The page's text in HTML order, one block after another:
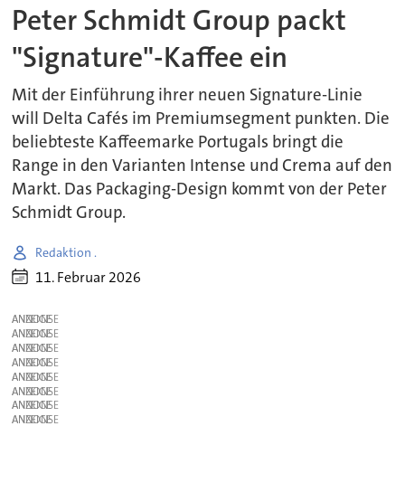
Peter Schmidt Group packt
"Signature"-Kaffee ein
Mit der Einführung ihrer neuen Signature-Linie
will Delta Cafés im Premiumsegment punkten. Die
beliebteste Kaffeemarke Portugals bringt die
Range in den Varianten Intense und Crema auf den
Markt. Das Packaging-Design kommt von der Peter
Schmidt Group.
Redaktion .
11. Februar 2026
ANZEIGE
ANZEIGE
ANZEIGE
ANZEIGE
ANZEIGE
ANZEIGE
ANZEIGE
ANZEIGE